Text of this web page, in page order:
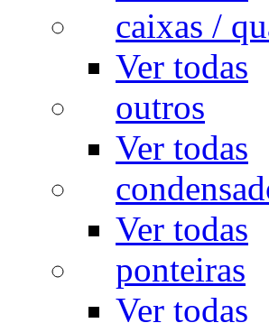
caixas /
Ver todas
outros
Ver todas
Ver todas
ponteiras
Ver todas